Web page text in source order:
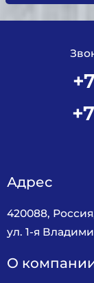
Адрес
420088,
ул. 1-я
О